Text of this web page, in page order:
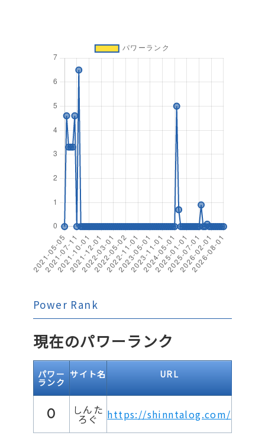
Power Rank
現在のパワーランク
パワー
ランク
サイト名 URL
0 しんた
ろぐ https://shinntalog.com/